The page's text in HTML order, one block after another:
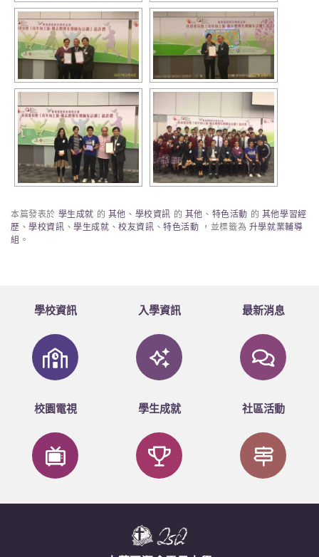
本篇發表於 學生成就 的 其他 、 學校資訊 的 其他 、 特色活動 的 其他學習經
歷 、學校資訊 、學生成就 、校友資訊 、特色活動 ，並標籤為 升學就業輔導
組 。
學校資訊 入學資訊 最新消息
校園電視 學生成就 社區活動